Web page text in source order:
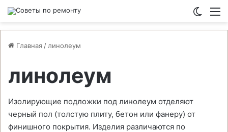
Главная / линолеум
линолеум
Изолирующие подложки под линолеум отделяют
черный пол (толстую плиту, бетон или фанеру) от
финишного покрытия. Изделия различаются по